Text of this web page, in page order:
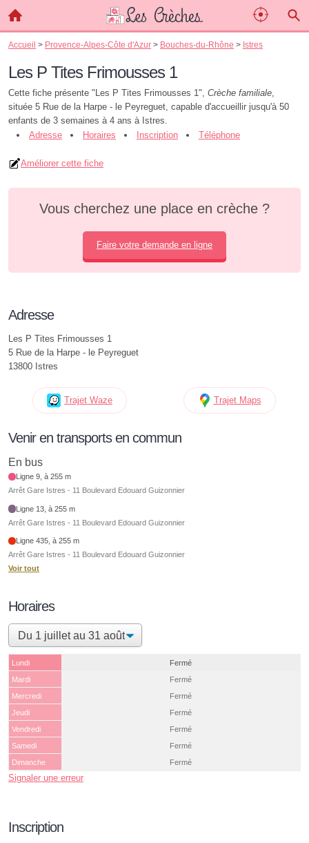
Accueil > Provence-Alpes-Côte d'Azur > Bouches-du-Rhône > Istres
Les P Tites Frimousses 1
Cette fiche présente "Les P Tites Frimousses 1", Crèche familiale,
située 5 Rue de la Harpe - le Peyreguet, capable d'accueillir jusqu'à 50
enfants de 3 semaines à 4 ans à Istres.
Adresse
Horaires Inscription Téléphone
Améliorer cette fiche
Vous cherchez une place en crèche ?
Faire votre demande en ligne
Adresse
Les P Tites Frimousses 1
5 Rue de la Harpe - le Peyreguet
13800 Istres
Trajet Waze Trajet Maps
Venir en transports en commun
En bus
Ligne 9, à 255 m
Arrêt Gare Istres - 11 Boulevard Edouard Guizonnier
Ligne 13, à 255 m
Arrêt Gare Istres - 11 Boulevard Edouard Guizonnier
Ligne 435, à 255 m
Arrêt Gare Istres - 11 Boulevard Edouard Guizonnier
Voir tout
Horaires
Lundi
Fermé
Mardi
Fermé
Mercredi
Fermé
Jeudi
Fermé
Vendredi
Fermé
Samedi
Fermé
Dimanche
Fermé
Signaler une erreur
Inscription